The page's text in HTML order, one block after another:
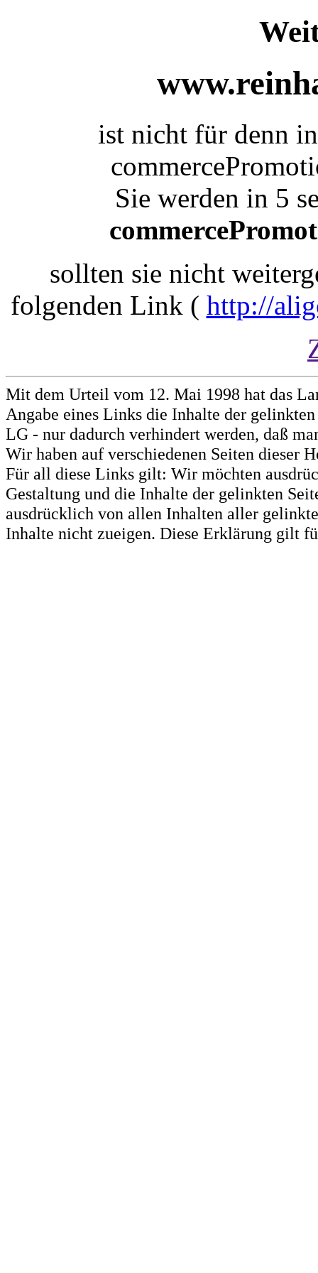
ist nicht für denn
Sie werden in 5
sollten sie nicht
folgenden Link ( http://
Mit dem Urteil vom 12. Mai 1998 hat das
Angabe eines Links die Inhalte der
LG - nur dadurch verhindert werden, daß
Wir haben auf verschiedenen Seiten dieser
Für all diese Links gilt: Wir möchten
Gestaltung und die Inhalte der gelinkten
ausdrücklich von allen Inhalten aller
Inhalte nicht zueigen. Diese Erklärung gilt